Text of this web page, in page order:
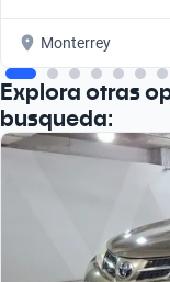
Monterrey
Explora otras
busqueda: